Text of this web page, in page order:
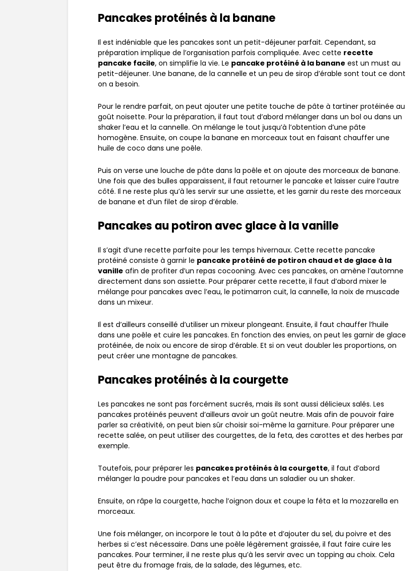
Pancakes protéinés à la banane
Il est indéniable que les pancakes sont un petit-déjeuner parfait. Cependant, sa
préparation implique de l’organisation parfois compliquée. Avec cette recette
pancake facile, on simplifie la vie. Le pancake protéiné à la banane est un must au
petit-déjeuner. Une banane, de la cannelle et un peu de sirop d’érable sont tout ce dont
on a besoin.
Pour le rendre parfait, on peut ajouter une petite touche de pâte à tartiner protéinée au
goût noisette. Pour la préparation, il faut tout d’abord mélanger dans un bol ou dans un
shaker l’eau et la cannelle. On mélange le tout jusqu’à l’obtention d’une pâte
homogène. Ensuite, on coupe la banane en morceaux tout en faisant chauffer une
huile de coco dans une poêle.
Puis on verse une louche de pâte dans la poêle et on ajoute des morceaux de banane.
Une fois que des bulles apparaissent, il faut retourner le pancake et laisser cuire l’autre
côté. Il ne reste plus qu’à les servir sur une assiette, et les garnir du reste des morceaux
de banane et d’un filet de sirop d’érable.
Pancakes au potiron avec glace à la vanille
Il s’agit d’une recette parfaite pour les temps hivernaux. Cette recette pancake
protéiné consiste à garnir le pancake protéiné de potiron chaud et de glace à la
vanille afin de profiter d’un repas cocooning. Avec ces pancakes, on amène l’automne
directement dans son assiette. Pour préparer cette recette, il faut d’abord mixer le
mélange pour pancakes avec l’eau, le potimarron cuit, la cannelle, la noix de muscade
dans un mixeur.
Il est d’ailleurs conseillé d’utiliser un mixeur plongeant. Ensuite, il faut chauffer l’huile
dans une poêle et cuire les pancakes. En fonction des envies, on peut les garnir de glace
protéinée, de noix ou encore de sirop d’érable. Et si on veut doubler les proportions, on
peut créer une montagne de pancakes.
Pancakes protéinés à la courgette
Les pancakes ne sont pas forcément sucrés, mais ils sont aussi délicieux salés. Les
pancakes protéinés peuvent d’ailleurs avoir un goût neutre. Mais afin de pouvoir faire
parler sa créativité, on peut bien sûr choisir soi-même la garniture. Pour préparer une
recette salée, on peut utiliser des courgettes, de la feta, des carottes et des herbes par
exemple.
Toutefois, pour préparer les pancakes protéinés à la courgette, il faut d’abord
mélanger la poudre pour pancakes et l’eau dans un saladier ou un shaker.
Ensuite, on râpe la courgette, hache l’oignon doux et coupe la féta et la mozzarella en
morceaux.
Une fois mélanger, on incorpore le tout à la pâte et d’ajouter du sel, du poivre et des
herbes si c’est nécessaire. Dans une poêle légèrement graissée, il faut faire cuire les
pancakes. Pour terminer, il ne reste plus qu’à les servir avec un topping au choix. Cela
peut être du fromage frais, de la salade, des légumes, etc.